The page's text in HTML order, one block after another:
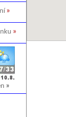
»
»
»